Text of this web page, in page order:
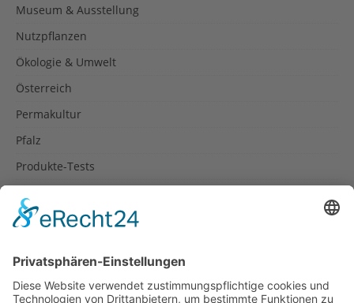
Museum & Ausstellung
Nutzpflanzen
Ökologie & Umwelt
Österreich
Permakultur
Pfalz
Produkte-Tests
Rezepte
Spanien
Südtirol